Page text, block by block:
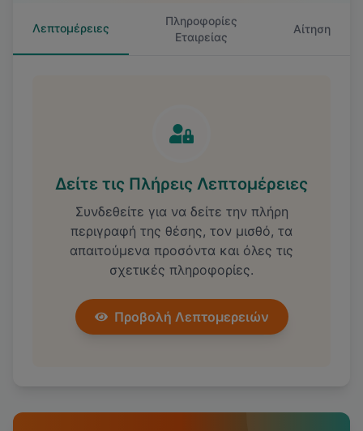
Λεπτομέρειες
Πληροφορίες
Εταιρείας
Αίτηση
Δείτε τις Πλήρεις Λεπτομέρειες
Συνδεθείτε για να δείτε την πλήρη
περιγραφή της θέσης, τον μισθό, τα
απαιτούμενα προσόντα και όλες τις
σχετικές πληροφορίες.
Προβολή Λεπτομερειών